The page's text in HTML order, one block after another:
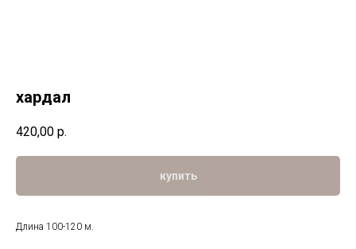
хардал
420,00 р.
купить
Длина 100-120 м.